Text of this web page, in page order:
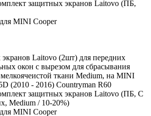
защитных экранов Laitovo (ПБ,
Laitovo (2шт) для передних
окон c вырезом для сбрасывания
ткани Medium, на MINI
(2010 - 2016) Countryman R60
защитных экранов Laitovo (ПБ, С
Medium / 10-20%)